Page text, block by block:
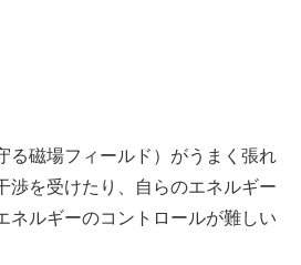
る磁場フィールド）がうまく張れ
渉を受けたり、自らのエネルギー
ネルギーのコントロールが難しい